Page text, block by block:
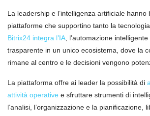
La leadership e l’intelligenza artificiale hanno
piattaforme che supportino tanto la
Bitrix24 integra l’IA , l’automazione
trasparente in un unico ecosistema, dove la
rimane al centro e le decisioni vengono
La piattaforma offre ai leader la possibilità di
attività operative e sfruttare strumenti di
l’analisi, l’organizzazione e la pianificazione,